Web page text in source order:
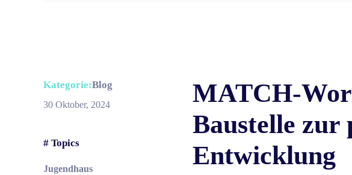
Kategorie:Blog
30 Oktober, 2024
# Topics
Jugendhaus
MATCH-
Baustelle zur
Entwicklung